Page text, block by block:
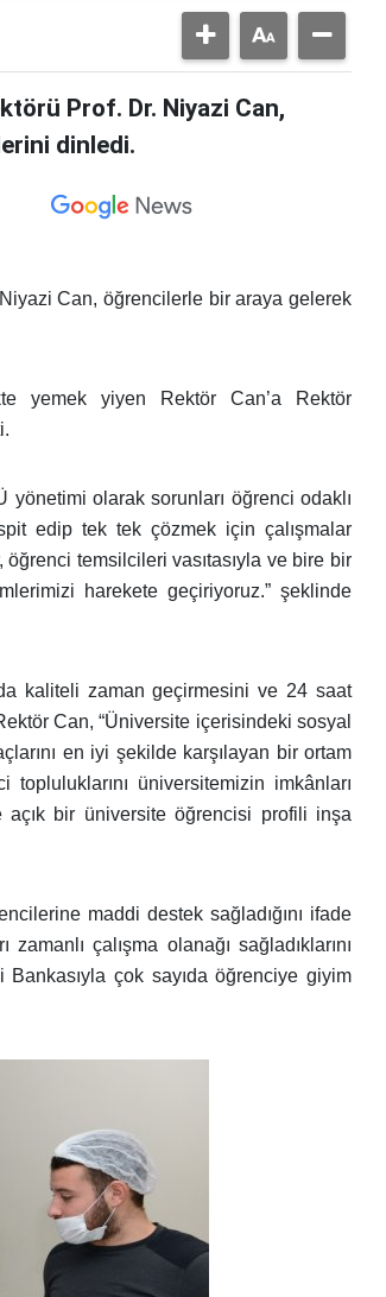
Prof. Dr. Niyazi Can,
dinledi.
Can, öğrencilerle bir araya gelerek
yemek yiyen Rektör Can’a Rektör
olarak sorunları öğrenci odaklı
edip tek tek çözmek için çalışmalar
temsilcileri vasıtasıyla ve bire bir
harekete geçiriyoruz.” şeklinde
kaliteli zaman geçirmesini ve 24 saat
Can, “Üniversite içerisindeki sosyal
en iyi şekilde karşılayan bir ortam
üniversitemizin imkânları
bir üniversite öğrencisi profili inşa
maddi destek sağladığını ifade
çalışma olanağı sağladıklarını
Bankasıyla çok sayıda öğrenciye giyim